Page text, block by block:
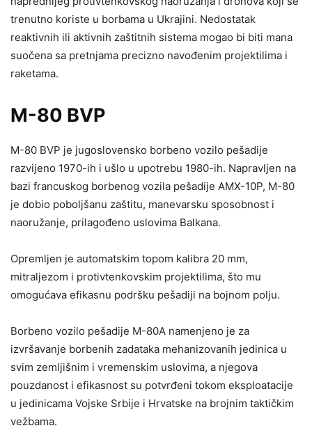
trenutno koriste u borbama u Ukrajini. Nedostatak
reaktivnih ili aktivnih zaštitnih sistema mogao bi biti mana
suočena sa pretnjama precizno navođenim projektilima i
raketama.
M-80 BVP
M-80 BVP je jugoslovensko borbeno vozilo pešadije
razvijeno 1970-ih i ušlo u upotrebu 1980-ih. Napravljen na
bazi francuskog borbenog vozila pešadije AMX-10P, M-80
je dobio poboljšanu zaštitu, manevarsku sposobnost i
naoružanje, prilagođeno uslovima Balkana.
Opremljen je automatskim topom kalibra 20 mm,
mitraljezom i protivtenkovskim projektilima, što mu
omogućava efikasnu podršku pešadiji na bojnom polju.
Borbeno vozilo pešadije M-80A namenjeno je za
izvršavanje borbenih zadataka mehanizovanih jedinica u
svim zemljišnim i vremenskim uslovima, a njegova
pouzdanost i efikasnost su potvrđeni tokom eksploatacije
u jedinicama Vojske Srbije i Hrvatske na brojnim taktičkim
vežbama.